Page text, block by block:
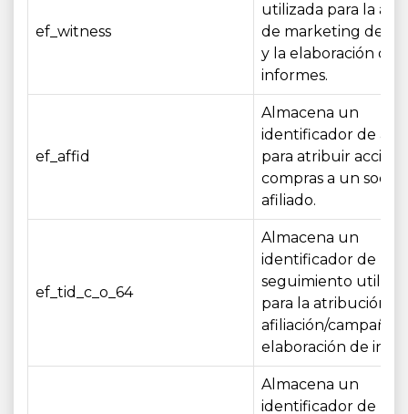
ef_witness
utilizada para la
de marketing de
y la elaboración de
informes.
ef_affid
Almacena un
identificador de
para atribuir
compras a un socio
afiliado.
ef_tid_c_o_64
Almacena un
identificador de
seguimiento
para la atribución
afiliación/campaña
elaboración de
Almacena un
identificador de